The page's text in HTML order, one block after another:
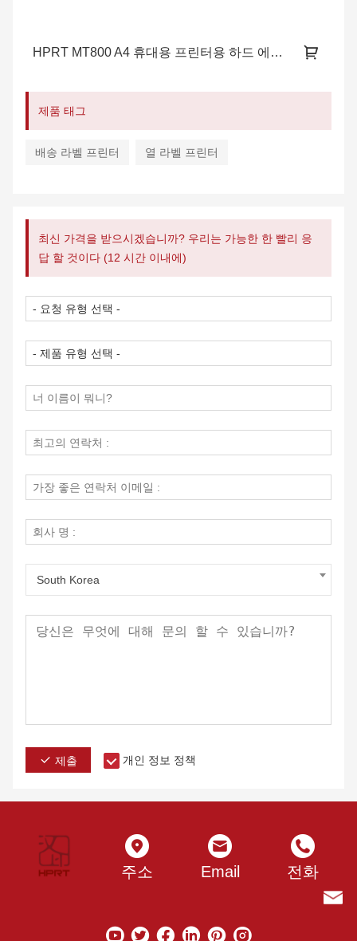
HPRT MT800 A4 휴대용 프린터용 하드 에바 케이스
제품 태그
배송 라벨 프린터 열 라벨 프린터
최신 가격을 받으시겠습니까? 우리는 가능한 한 빨리 응
답 할 것이다 (12 시간 이내에)
South Korea
제출 개인 정보 정책
주소 Email 전화